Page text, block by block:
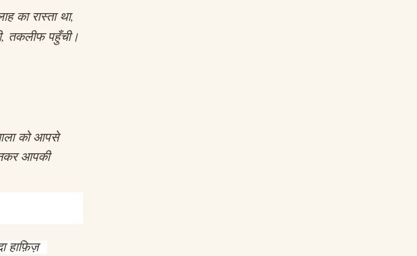
का रास्ता था,
तकलीफ पहुँची।
को आपसे
आपकी
हाफ़िज़